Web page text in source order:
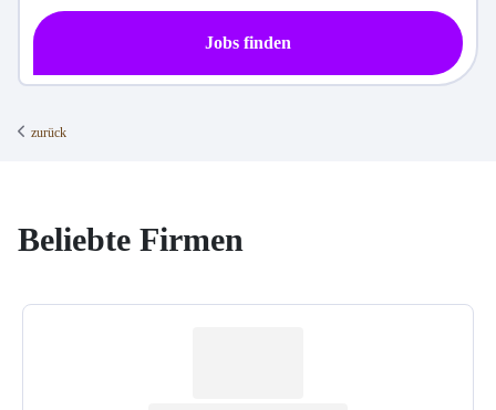
Jobs finden
zurück
Beliebte Firmen